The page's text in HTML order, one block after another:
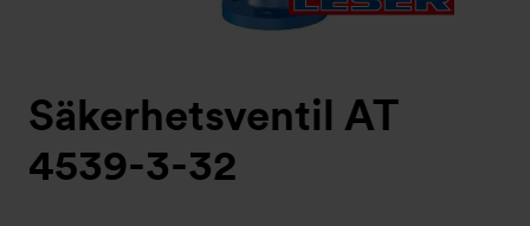
Säkerhetsventil AT
4539-3-32